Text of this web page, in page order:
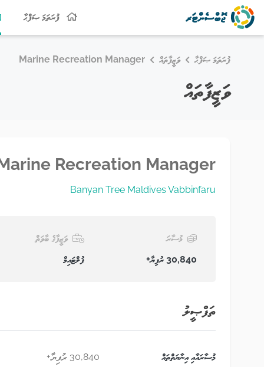
ފުރަތަމަ ޞަފްޙާ
ފުރަތަމަ ޞަފްޙާ ވަޒީފާތައް Marine Recreation Manager
ވަޒީފާތައް
Recreation Manager
Banyan Tree Maldives Vabbinfaru
މުސާރަ
30,840 ރުފިޔާ+
ވަޒީފާގެ ބާވަތް
ފުލްޓައިމް
ތަފްޞީލު
މުސާރައާއި އިނާޔަތްތައް
30,840 ރުފިޔާ+